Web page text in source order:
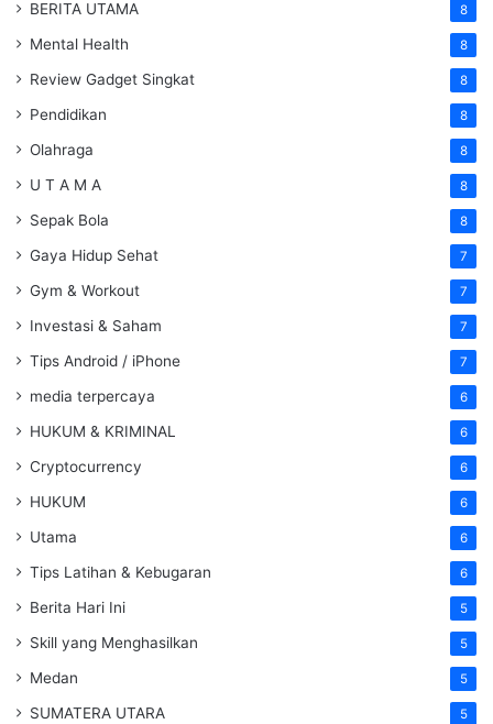
BERITA UTAMA 8
Mental Health 8
Review Gadget Singkat 8
Pendidikan 8
Olahraga 8
U T A M A 8
Sepak Bola 8
Gaya Hidup Sehat 7
Gym & Workout 7
Investasi & Saham 7
Tips Android / iPhone 7
media terpercaya 6
HUKUM & KRIMINAL 6
Cryptocurrency 6
HUKUM 6
Utama 6
Tips Latihan & Kebugaran 6
Berita Hari Ini 5
Skill yang Menghasilkan 5
Medan 5
SUMATERA UTARA 5